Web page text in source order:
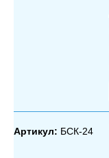
Артикул: БСК-24